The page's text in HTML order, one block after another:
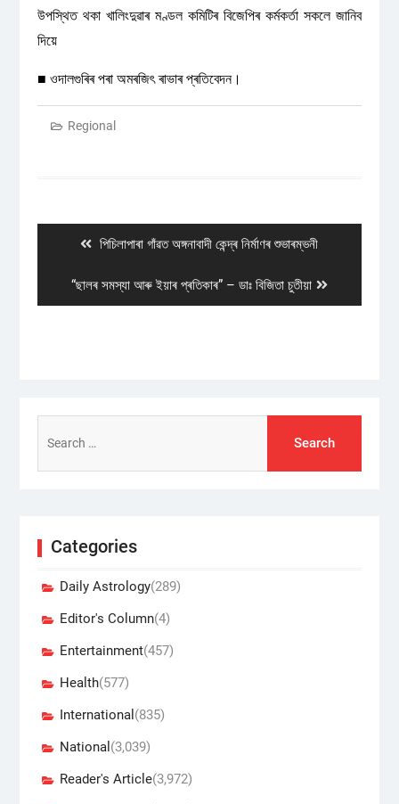
উপস্থিত থকা খালিংদুৱাৰ মণ্ডল কমিটিৰ বিজেপিৰ কৰ্মকৰ্তা সকলে জানিব
দিয়ে
■ ওদালগুৰিৰ পৰা অমৰজিৎ ৰাভাৰ প্ৰতিবেদন।
Regional
Previous
পিচিলাপাৰা গাঁ‌ৱত অঙ্গনাবাদী কেন্দ্ৰ নিৰ্মাণৰ শুভাৰম্ভনী
Next
post:
“ছালৰ সমস্যা আৰু ইয়াৰ প্ৰতিকাৰ” – ডাঃ বিজিতা চুতীয়া
for:
Categories
Daily Astrology(289)
Editor's Column(4)
Entertainment(457)
Health(577)
International (835)
National (3,039)
Reader's Article(3,972)